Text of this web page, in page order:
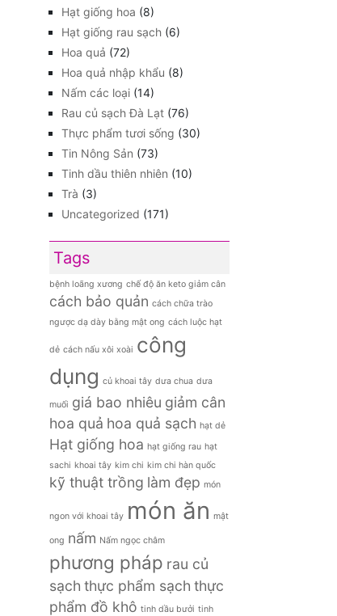
Hạt giống hoa (8)
Hạt giống rau sạch (6)
Hoa quả (72)
Hoa quả nhập khẩu (8)
Nấm các loại (14)
Rau củ sạch Đà Lạt (76)
Thực phẩm tươi sống (30)
Tin Nông Sản (73)
Tinh dầu thiên nhiên (10)
Trà (3)
Uncategorized (171)
Tags
bệnh loãng xương chế độ ăn keto giảm cân
cách bảo quản cách chữa trào
ngược dạ dày bằng mật ong cách luộc hạt
dẻ cách nấu xôi xoài công
dụng củ khoai tây dưa chua dưa
muối giá bao nhiêu giảm cân
hoa quả hoa quả sạch hạt dẻ
Hạt giống hoa hạt giống rau hạt
sachi khoai tây kim chi kim chi hàn quốc
kỹ thuật trồng làm đẹp món
ngon với khoai tây món ăn mật
ong nấm Nấm ngọc châm
phương pháp rau củ
sạch thực phẩm sạch thực
phẩm đồ khô tinh dầu bưởi tinh